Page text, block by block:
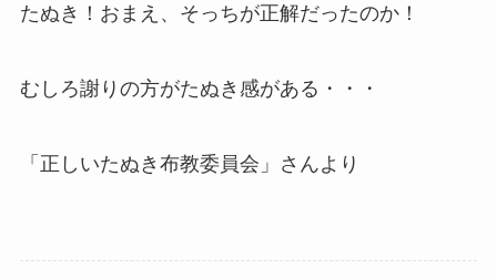
たぬき！おまえ、そっちが正解だったのか！
むしろ謝りの方がたぬき感がある・・・
「正しいたぬき布教委員会」さんより